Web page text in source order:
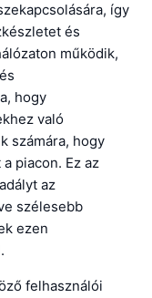
így
és
működik,
hogy
való
számára, hogy
piacon. Ez az
az
szélesebb
ezen
felhasználói